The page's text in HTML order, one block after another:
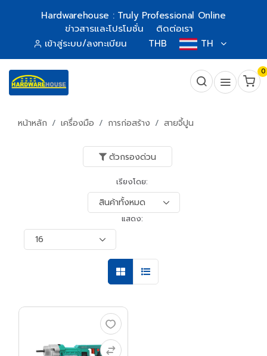
Hardwarehouse : Truly Professional Online
ข่าวสารและโปรโมชั่น
ติดต่อเรา
เข้าสู่ระบบ/ลงทะเบียน
THB TH
0
หน้าหลัก เครื่องมือ การก่อสร้าง สายจี้ปูน
ตัวกรองด่วน
เรียงโดย:
แสดง: